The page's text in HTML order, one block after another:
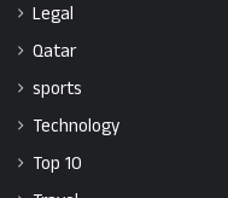
Legal
Qatar
sports
Technology
Top 10